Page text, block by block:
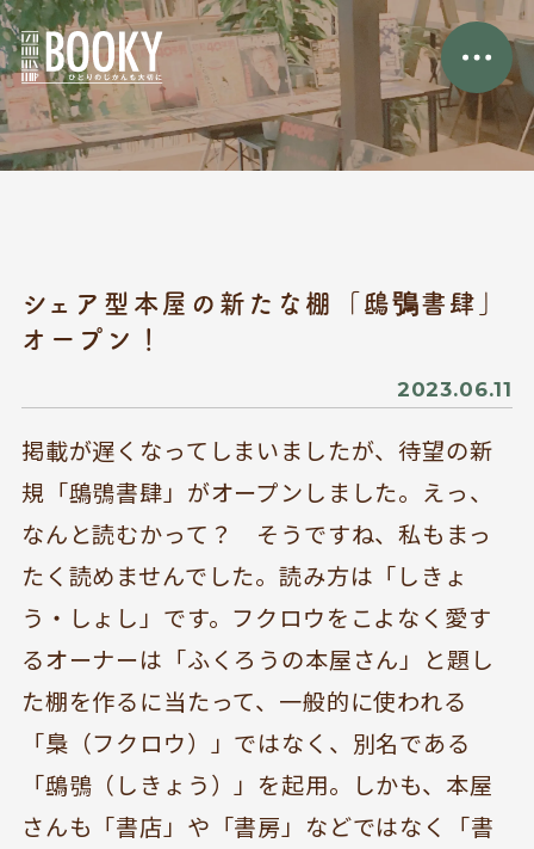
シェア型本屋の新たな棚「鴟鴞書肆」
オープン！
2023.06.11
掲載が遅くなってしまいましたが、待望の新
規「鴟鴞書肆」がオープンしました。えっ、
なんと読むかって？ そうですね、私もまっ
たく読めませんでした。読み方は「しきょ
う・しょし」です。フクロウをこよなく愛す
るオーナーは「ふくろうの本屋さん」と題し
た棚を作るに当たって、一般的に使われる
「梟（フクロウ）」ではなく、別名である
「鴟鴞（しきょう）」を起用。しかも、本屋
さんも「書店」や「書房」などではなく「書